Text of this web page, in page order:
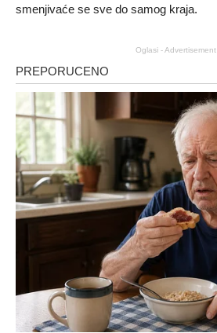
smenjivaće se sve do samog kraja.
Oglasi - Advertisement